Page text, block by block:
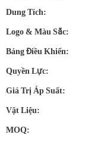
Dung Tích:
Logo & Màu Sắc:
Bảng Điều Khiển:
Quyền Lực:
Giá Trị Áp Suất:
Vật Liệu:
MOQ: